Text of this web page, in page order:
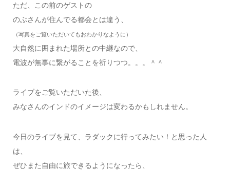
ただ、この前のゲストの
のぶさんが住んでる都会とは違う、
（写真をご覧いただいてもおわかりなように）
大自然に囲まれた場所との中継なので、
電波が無事に繋がることを祈りつつ。。。＾＾
ライブをご覧いただいた後、
みなさんのインドのイメージは変わるかもしれません。
今日のライブを見て、ラダックに行ってみたい！と思った人
は、
ぜひまた自由に旅できるようになったら、